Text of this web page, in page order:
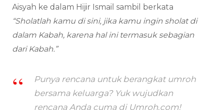
Aisyah ke dalam Hijir Ismail sambil berkata
“Sholatlah kamu di sini, jika kamu ingin sholat di
dalam Kabah, karena hal ini termasuk sebagian
dari Kabah.”
Punya rencana untuk berangkat umroh
bersama keluarga? Yuk wujudkan
rencana Anda cuma di Umroh.com!